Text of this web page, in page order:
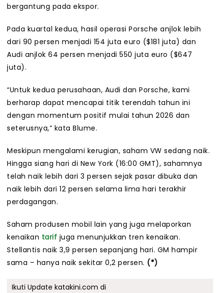
bergantung pada ekspor.
Pada kuartal kedua, hasil operasi Porsche anjlok lebih
dari 90 persen menjadi 154 juta euro ($181 juta) dan
Audi anjlok 64 persen menjadi 550 juta euro ($647
juta).
“Untuk kedua perusahaan, Audi dan Porsche, kami
berharap dapat mencapai titik terendah tahun ini
dengan momentum positif mulai tahun 2026 dan
seterusnya,” kata Blume.
Meskipun mengalami kerugian, saham VW sedang naik.
Hingga siang hari di New York (16:00 GMT), sahamnya
telah naik lebih dari 3 persen sejak pasar dibuka dan
naik lebih dari 12 persen selama lima hari terakhir
perdagangan.
Saham produsen mobil lain yang juga melaporkan
kenaikan tarif juga menunjukkan tren kenaikan.
Stellantis naik 3,9 persen sepanjang hari. GM hampir
sama – hanya naik sekitar 0,2 persen. (*)
Ikuti Update katakini.com di